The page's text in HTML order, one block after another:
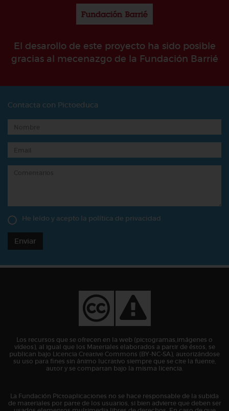
El desarollo de este proyecto ha sido posible
gracias al mecenazgo de la Fundación Barrié
Contacta con Pictoeduca
He leído y acepto la política de privacidad
Enviar
Los recursos que se ofrecen en la web (pictogramas,imágenes o
vídeos), al igual que los Materiales elaborados a partir de éstos, se
publican bajo Licencia Creative Commons (BY-NC-SA), autorizándose
su uso para fines sin ánimo lucrativo siempre que se cite la fuente,
autor y se compartan bajo la misma licencia.
La Fundación Pictoaplicaciones no se hace responsable de la subida
de materiales por parte de los usuarios, si bien advierte que deben ser